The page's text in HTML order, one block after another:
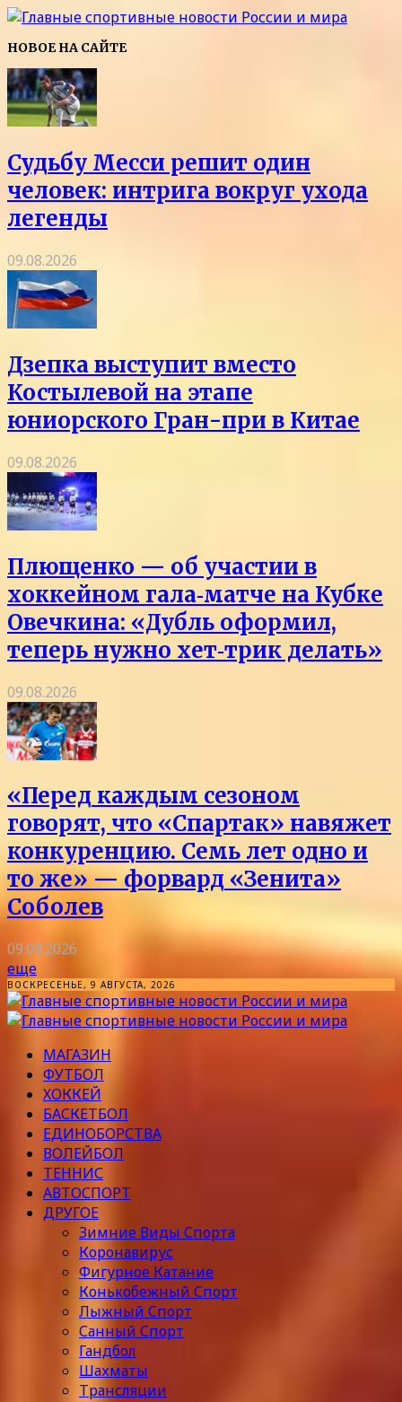
НОВОЕ НА САЙТЕ
Судьбу Месси решит один
человек: интрига вокруг ухода
легенды
09.08.2026
Дзепка выступит вместо
Костылевой на этапе
юниорского Гран-при в Китае
09.08.2026
Плющенко — об участии в
хоккейном гала‑матче на Кубке
Овечкина: «Дубль оформил,
теперь нужно хет‑трик делать»
09.08.2026
«Перед каждым сезоном
говорят, что «Спартак» навяжет
конкуренцию. Семь лет одно и
то же» — форвард «Зенита»
Соболев
09.08.2026
еще
ВОСКРЕСЕНЬЕ, 9 АВГУСТА, 2026
МАГАЗИН
ФУТБОЛ
ХОККЕЙ
БАСКЕТБОЛ
ЕДИНОБОРСТВА
ВОЛЕЙБОЛ
ТЕННИС
АВТОСПОРТ
ДРУГОЕ
Зимние Виды Спорта
Коронавирус
Фигурное Катание
Конькобежный Спорт
Лыжный Спорт
Санный Спорт
Гандбол
Шахматы
Трансляции